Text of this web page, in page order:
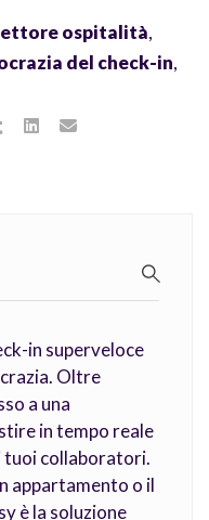
ospitalità,
del check-in,
in superveloce
Oltre
a una
in tempo reale
tuoi collaboratori.
appartamento o il
è la soluzione